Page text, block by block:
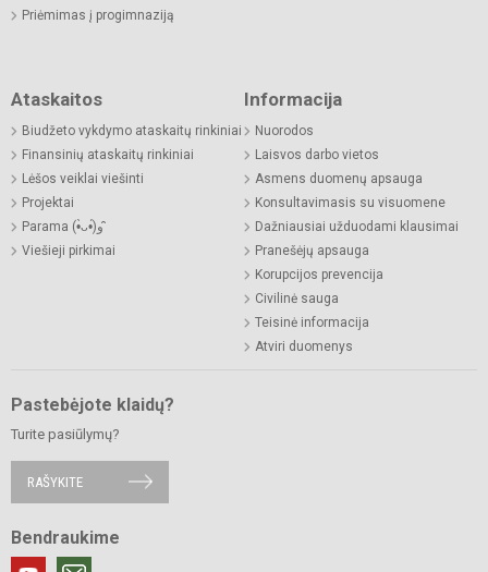
Priėmimas į progimnaziją
Ataskaitos
Biudžeto vykdymo ataskaitų rinkiniai
Finansinių ataskaitų rinkiniai
Lėšos veiklai viešinti
Projektai
Parama (•̀ᴗ•́)و ̑̑
Viešieji pirkimai
Informacija
Nuorodos
Laisvos darbo vietos
Asmens duomenų apsauga
Konsultavimasis su visuomene
Dažniausiai užduodami klausimai
Pranešėjų apsauga
Korupcijos prevencija
Civilinė sauga
Teisinė informacija
Atviri duomenys
Pastebėjote klaidų?
Turite pasiūlymų?
RAŠYKITE
Bendraukime